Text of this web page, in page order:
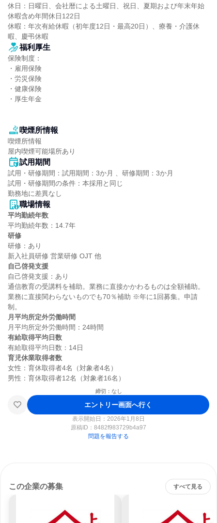
休日：日曜日、会社暦による土曜日、祝日、夏期および年末年始
休暇含め年間休日122日
休暇：年次有給休暇（初年度12日・最高20日）、療養・介護休
暇、慶弔休暇
福利厚生
保険制度：
・雇用保険
・労災保険
・健康保険
・厚生年金
喫煙所情報
喫煙所情報
屋内喫煙可能場所あり
試用期間
試用・研修期間：試用期間：3か月 、研修期間：3か月
試用・研修期間の条件：本採用と同じ
職場情報
平均勤続年数
研修
研修：あり
自己啓発支援
自己啓発支援：あり
通信教育の受講料を補助。業務に直接かかわるものは全額補助。
業務に直接関わらないものでも70％補助 ※年に1回募集。申請
月平均所定外労働時間
有給取得平均日数
育児休業取得者数
女性：育休取得者4名（対象者4名）
締切：なし
エントリー画面へ行く
表示開始日：2026年1月8日
原稿ID： 8482f983729b4a97
問題を報告する
この企業の募集 すべて見る